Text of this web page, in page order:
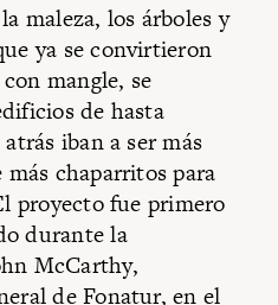
maleza, los árboles y
ya se convirtieron
mangle, se
de hasta
iban a ser más
chaparritos para
proyecto fue primero
durante la
McCarthy,
de Fonatur, en el